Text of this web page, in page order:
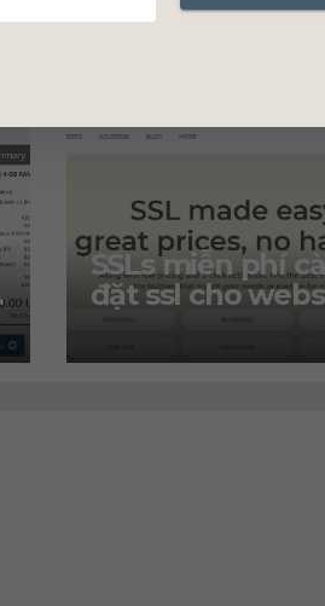
SSLs miễn phí
đặt ssl cho
và khuyến mãi
chỉ 2.99$